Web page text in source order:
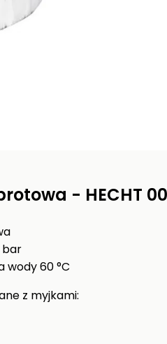
- HECHT
bar
wody 60 °C
z myjkami: